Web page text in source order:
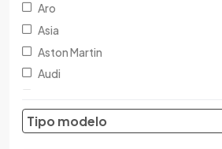
Aro
Asia
Aston Martin
Audi
Baic
Tipo modelo